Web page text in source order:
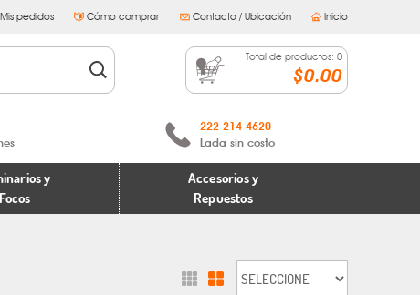
Mis pedidos Cómo comprar Contacto / Ubicación Inicio
Total de productos: 0
$0.00
222 214 4620
Lada sin costo
y
Focos
Accesorios y
Repuestos